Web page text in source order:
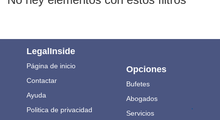
LegalInside
Página de inicio
Contactar
Ayuda
Politica de privacidad
Opciones
Bufetes
Abogados
Servicios
.